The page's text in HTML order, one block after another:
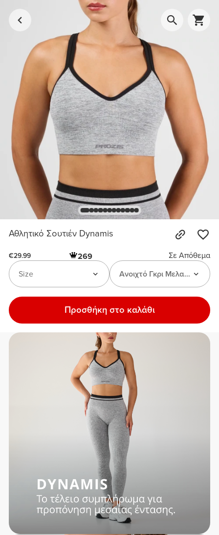
Αθλητικό Σουτιέν Dynamis
€29.99 269
Σε Απόθεμα
Ανοιχτό Γκρι Μελανζέ
Size
Προσθήκη στο καλάθι